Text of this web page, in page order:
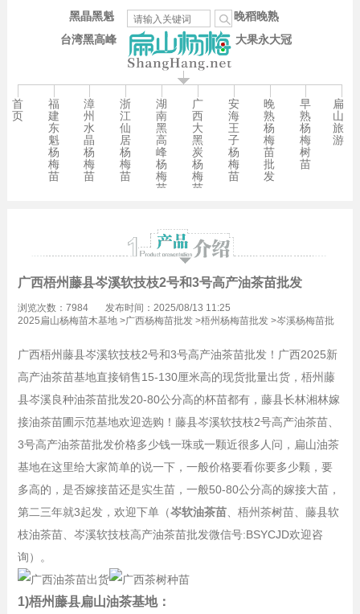
台湾黑高峰
晚稻晚熟
大果永大冠
黑晶黑魁
首
页
福
建
东
魁
杨
梅
苗
漳
州
水
晶
杨
梅
苗
浙
江
仙
居
杨
梅
苗
湖
南
黑
高
峰
杨
梅
苗
广
西
大
黑
炭
杨
梅
苗
安
海
王
子
杨
梅
苗
晚
熟
杨
梅
苗
批
发
早
熟
杨
梅
树
苗
扁
山
旅
游
广西梧州藤县岑溪软技枝2号和3号高产油茶苗批发
浏览次数：7984
发布时间：2025/08/13 11:25
2025扁山杨梅苗木基地>广西杨梅苗批发>梧州杨梅苗批发>岑溪杨梅苗批
广西梧州藤县岑溪软技枝2号和3号高产油茶苗批发！广西2025新
高产油茶苗基地直接销售15-130厘米高的现货批量出货，梧州藤
县岑溪良种油茶苗批发20-80公分高的杯苗都有，藤县长林湘林嫁
接油茶苗圃示范基地欢迎选购！藤县岑溪软技枝2号高产油茶苗、
3号高产油茶苗批发价格多少钱一珠或一颗近很多人问，扁山油茶
基地在这里给大家简单的说一下，一般价格要看你要多少颗，要
多高的，是否嫁接苗还是实生苗，一般50-80公分高的嫁接大苗，
第二三年就3起发，欢迎下单（岑软油茶苗、梧州茶树苗、藤县软
枝油茶苗、岑溪软技枝高产油茶苗批发微信号:BSYCJD欢迎咨
询）。
1)梧州藤县扁山油茶基地：